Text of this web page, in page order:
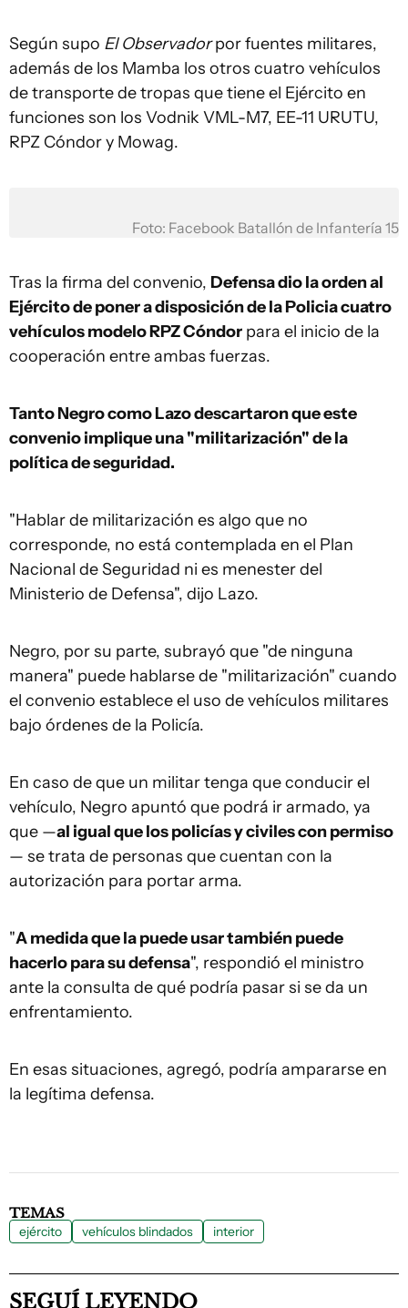
Según supo El Observadorpor fuentes militares,
además de los Mamba los otros cuatro vehículos
de transporte de tropas que tiene el Ejército en
funciones son los Vodnik VML-M7, EE-11 URUTU,
RPZ Cóndor y Mowag.
Foto: Facebook Batallón de Infantería 15
Tras la firma del convenio, Defensa dio la orden al
Ejército de poner a disposición de la Policia cuatro
vehículos modelo RPZ Cóndor para el inicio de la
cooperación entre ambas fuerzas.
Tanto Negro como Lazo descartaron que este
convenio implique una "militarización" de la
política de seguridad.
"Hablar de militarización es algo que no
corresponde, no está contemplada en el Plan
Nacional de Seguridad ni es menester del
Ministerio de Defensa", dijo Lazo.
Negro, por su parte, subrayó que "de ninguna
manera" puede hablarse de "militarización" cuando
el convenio establece el uso de vehículos militares
bajo órdenes de la Policía.
En caso de que un militar tenga que conducir el
vehículo, Negro apuntó que podrá ir armado, ya
que —al igual que los policías y civiles con permiso
— se trata de personas que cuentan con la
autorización para portar arma.
"A medida que la puede usar también puede
hacerlo para su defensa", respondió el ministro
ante la consulta de qué podría pasar si se da un
enfrentamiento.
En esas situaciones, agregó, podría ampararse en
la legítima defensa.
TEMAS
ejército vehículos blindados interior
SEGUÍ LEYENDO